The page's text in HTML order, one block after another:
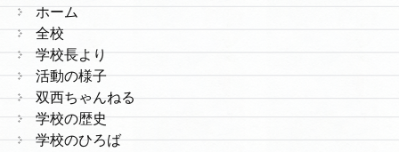
ホーム
全校
学校長より
活動の様子
双西ちゃんねる
学校の歴史
学校のひろば